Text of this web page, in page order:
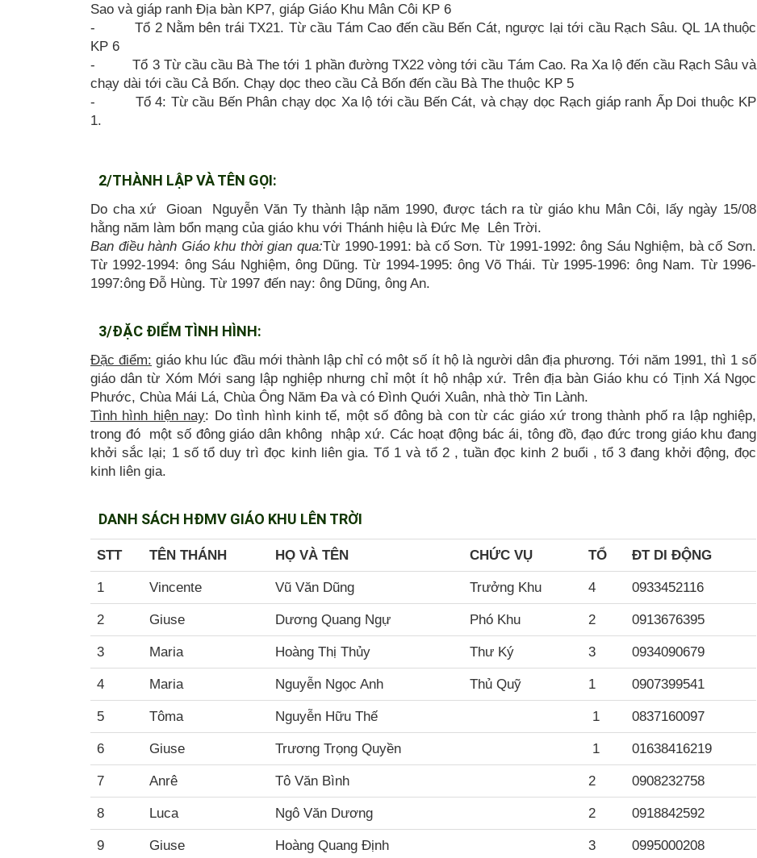
Sao và giáp ranh Địa bàn KP7, giáp Giáo Khu Mân Côi KP 6
- Tổ 2 Nằm bên trái TX21. Từ cầu Tám Cao đến cầu Bến Cát, ngược lại tới cầu Rạch Sâu. QL 1A thuộc
KP 6
- Tổ 3 Từ cầu cầu Bà The tới 1 phần đường TX22 vòng tới cầu Tám Cao. Ra Xa lộ đến cầu Rạch Sâu và
chạy dài tới cầu Cả Bốn. Chạy dọc theo cầu Cả Bốn đến cầu Bà The thuộc KP 5
- Tổ 4: Từ cầu Bến Phân chạy dọc Xa lộ tới cầu Bến Cát, và chạy dọc Rạch giáp ranh Ấp Doi thuộc KP
1.
2/THÀNH LẬP VÀ TÊN GỌI:
Do cha xứ Gioan Nguyễn Văn Ty thành lập năm 1990, được tách ra từ giáo khu Mân Côi, lấy ngày 15/08
hằng năm làm bổn mạng của giáo khu với Thánh hiệu là Đức Mẹ Lên Trời.
Ban điều hành Giáo khu thời gian qua:Từ 1990-1991: bà cố Sơn. Từ 1991-1992: ông Sáu Nghiệm, bà cố Sơn.
Từ 1992-1994: ông Sáu Nghiệm, ông Dũng. Từ 1994-1995: ông Võ Thái. Từ 1995-1996: ông Nam. Từ 1996-
1997:ông Đỗ Hùng. Từ 1997 đến nay: ông Dũng, ông An.
3/ĐẶC ĐIỂM TÌNH HÌNH:
Đặc điểm: giáo khu lúc đầu mới thành lập chỉ có một số ít hộ là người dân địa phương. Tới năm 1991, thì 1 số
giáo dân từ Xóm Mới sang lập nghiệp nhưng chỉ một ít hộ nhập xứ. Trên địa bàn Giáo khu có Tịnh Xá Ngọc
Phước, Chùa Mái Lá, Chùa Ông Năm Đa và có Đình Quới Xuân, nhà thờ Tin Lành.
Tình hình hiện nay: Do tình hình kinh tế, một số đông bà con từ các giáo xứ trong thành phố ra lập nghiệp,
trong đó một số đông giáo dân không nhập xứ. Các hoạt động bác ái, tông đồ, đạo đức trong giáo khu đang
khởi sắc lại; 1 số tổ duy trì đọc kinh liên gia. Tổ 1 và tổ 2 , tuần đọc kinh 2 buổi , tổ 3 đang khởi động, đọc
kinh liên gia.
DANH SÁCH HĐMV GIÁO KHU LÊN TRỜI
STT TÊN THÁNH HỌ VÀ TÊN CHỨC VỤ TỔ ĐT DI ĐỘNG
1 Vincente Vũ Văn Dũng Trưởng Khu 4 0933452116
2 Giuse Dương Quang Ngự Phó Khu 2 0913676395
3 Maria Hoàng Thị Thủy Thư Ký 3 0934090679
4 Maria Nguyễn Ngọc Anh Thủ Quỹ 1 0907399541
5 Tôma Nguyễn Hữu Thế 1 0837160097
6 Giuse Trương Trọng Quyền 1 01638416219
7 Anrê Tô Văn Bình 2 0908232758
8 Luca Ngô Văn Dương 2 0918842592
9 Giuse Hoàng Quang Định 3 0995000208